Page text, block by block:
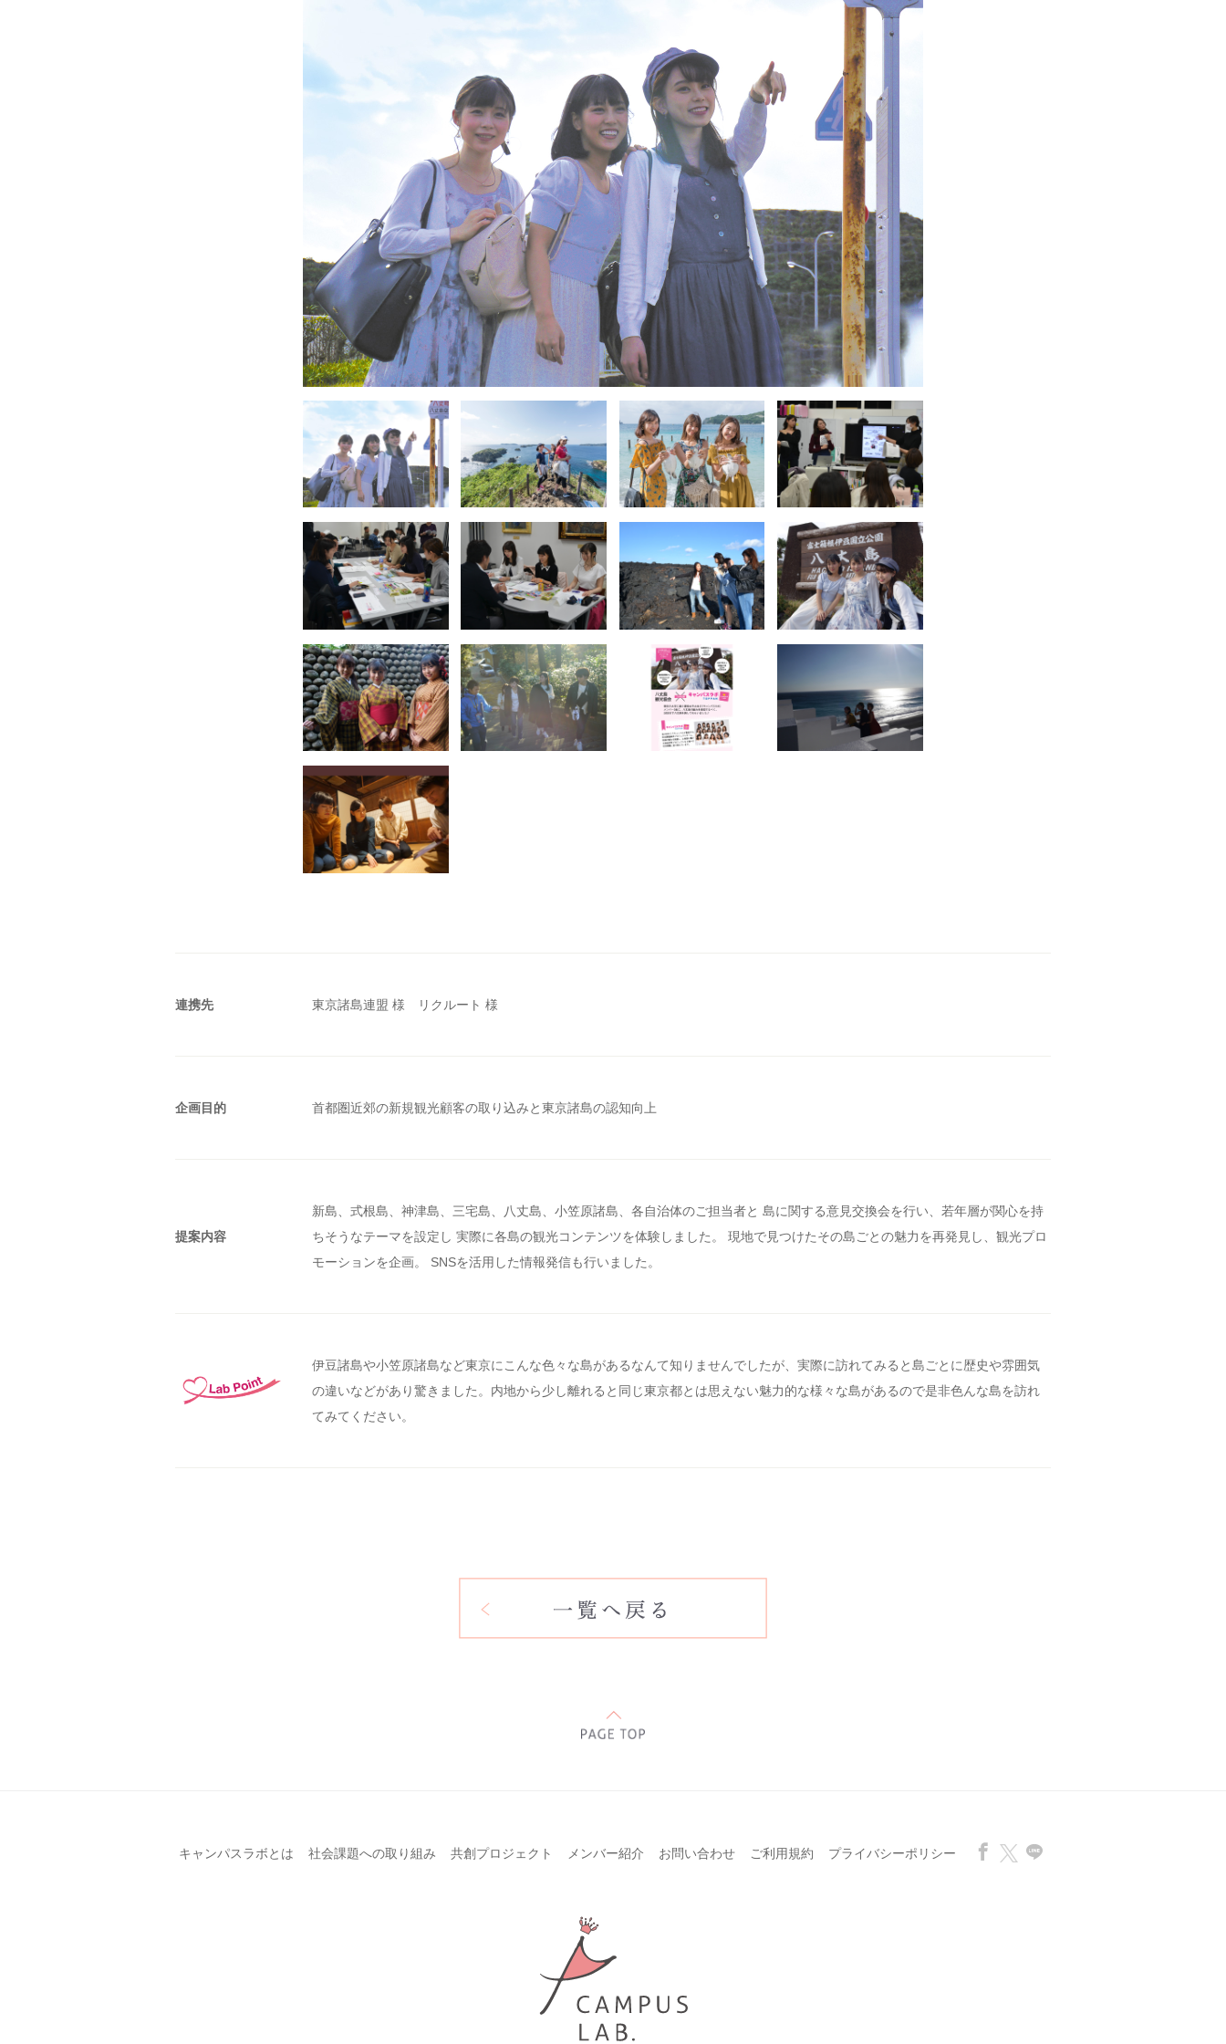
連携先 東京諸島連盟 様 リクルート 様
企画目的 首都圏近郊の新規観光顧客の取り込みと東京諸島の認知向上
提案内容
新島、式根島、神津島、三宅島、八丈島、小笠原諸島、各自治体のご担当者と 島に関する意見交換会を行い、若年層が関心を持
ちそうなテーマを設定し 実際に各島の観光コンテンツを体験しました。 現地で見つけたその島ごとの魅力を再発見し、観光プロ
モーションを企画。 SNSを活用した情報発信も行いました。
伊豆諸島や小笠原諸島など東京にこんな色々な島があるなんて知りませんでしたが、実際に訪れてみると島ごとに歴史や雰囲気
の違いなどがあり驚きました。内地から少し離れると同じ東京都とは思えない魅力的な様々な島があるので是非色んな島を訪れ
てみてください。
キャンパスラボとは 社会課題への取り組み 共創プロジェクト メンバー紹介 お問い合わせ ご利用規約 プライバシーポリシー